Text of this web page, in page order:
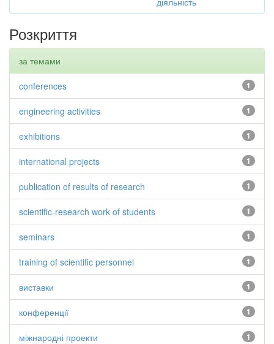
Розкриття
за темами
1
conferences
1
engineering activities
1
exhibitions
1
international projects
1
publication of results of research
1
scientific-research work of students
1
seminars
1
training of scientific personnel
1
виставки
1
конференції
1
міжнародні проекти